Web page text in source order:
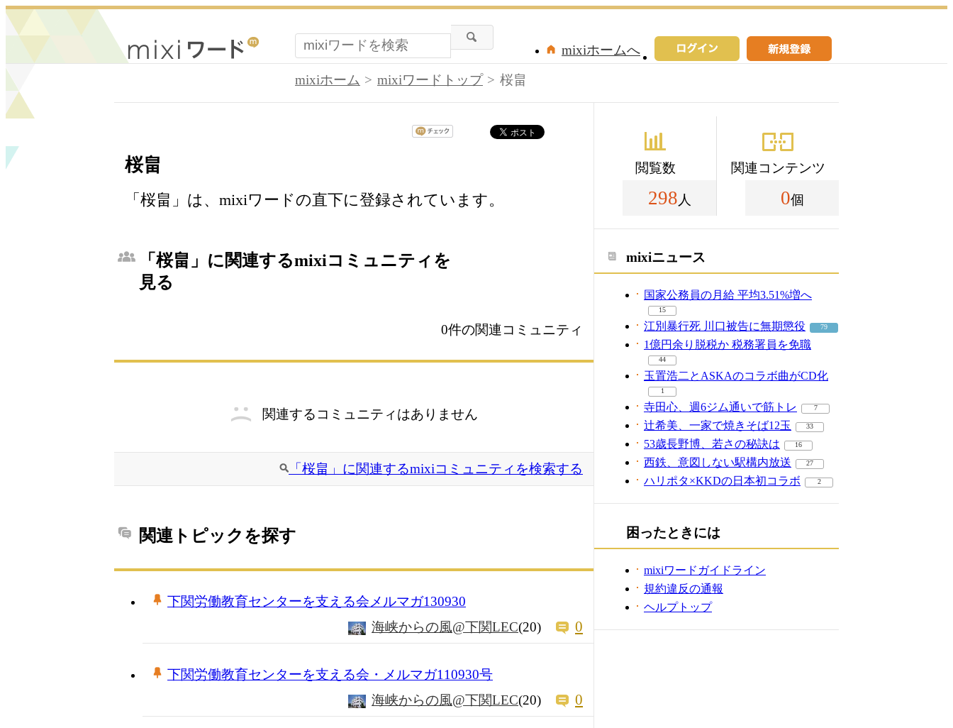
mixiホームへ
mixiホーム
mixiワードトップ 桜畠
桜畠
「桜畠」は、mixiワードの直下に登録されています。
「桜畠」に関連するmixiコミュニティを
見る
0件の関連コミュニティ
関連するコミュニティはありません
「桜畠」に関連するmixiコミュニティを検索する
関連トピックを探す
下関労働教育センターを支える会メルマガ130930
海峡からの風@下関LEC(20) 0
下関労働教育センターを支える会・メルマガ110930号
海峡からの風@下関LEC(20) 0
閲覧数
298 人
関連コンテンツ
0個
mixiニュース
国家公務員の月給 平均3.51%増へ
15
江別暴行死 川口被告に無期懲役 79
1億円余り脱税か 税務署員を免職
44
玉置浩二とASKAのコラボ曲がCD化
1
寺田心、週6ジム通いで筋トレ 7
辻希美、一家で焼きそば12玉 33
53歳長野博、若さの秘訣は 16
西鉄、意図しない駅構内放送 27
ハリポタ×KKDの日本初コラボ 2
困ったときには
mixiワードガイドライン
規約違反の通報
ヘルプトップ